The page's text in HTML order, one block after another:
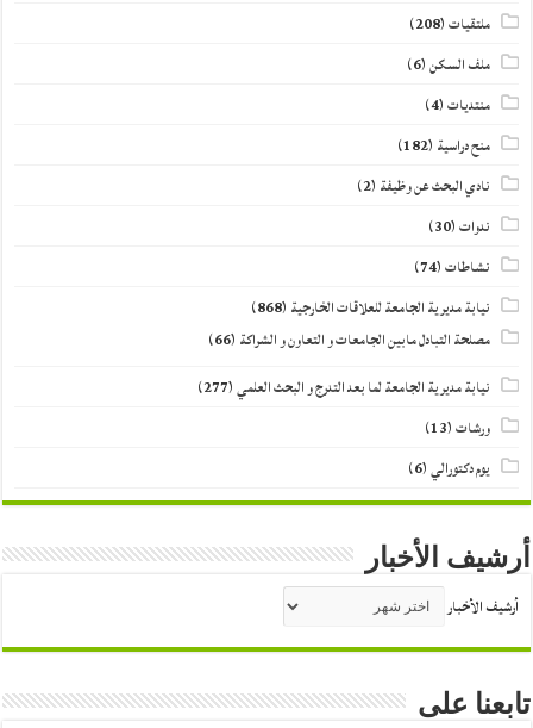
ملتقيات(208)
ملف السكن(6)
منتديات(4)
منح دراسية (182)
نادي البحث عن وظيفة (2)
ندوات(30)
نشاطات(74)
نيابة مديرية الجامعة للعلاقات الخارجية (868)
مصلحة التبادل مابين الجامعات و التعاون و الشراكة (66)
نيابة مديرية الجامعة لما بعد التدرج و البحث العلمي(277)
ورشات(13)
يوم دكتورالي(6)
أرشيف الأخبار
أرشيف الأخبار
تابعنا على